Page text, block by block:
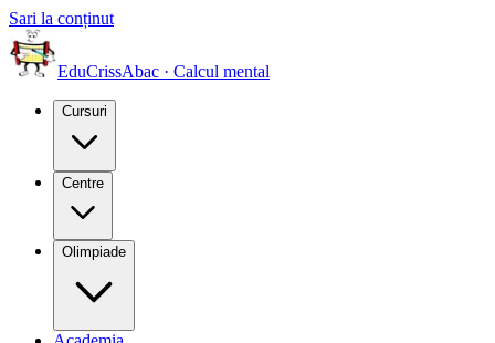
Sari la conținut
EduCrissAbac · Calcul mental
Cursuri
Centre
Olimpiade